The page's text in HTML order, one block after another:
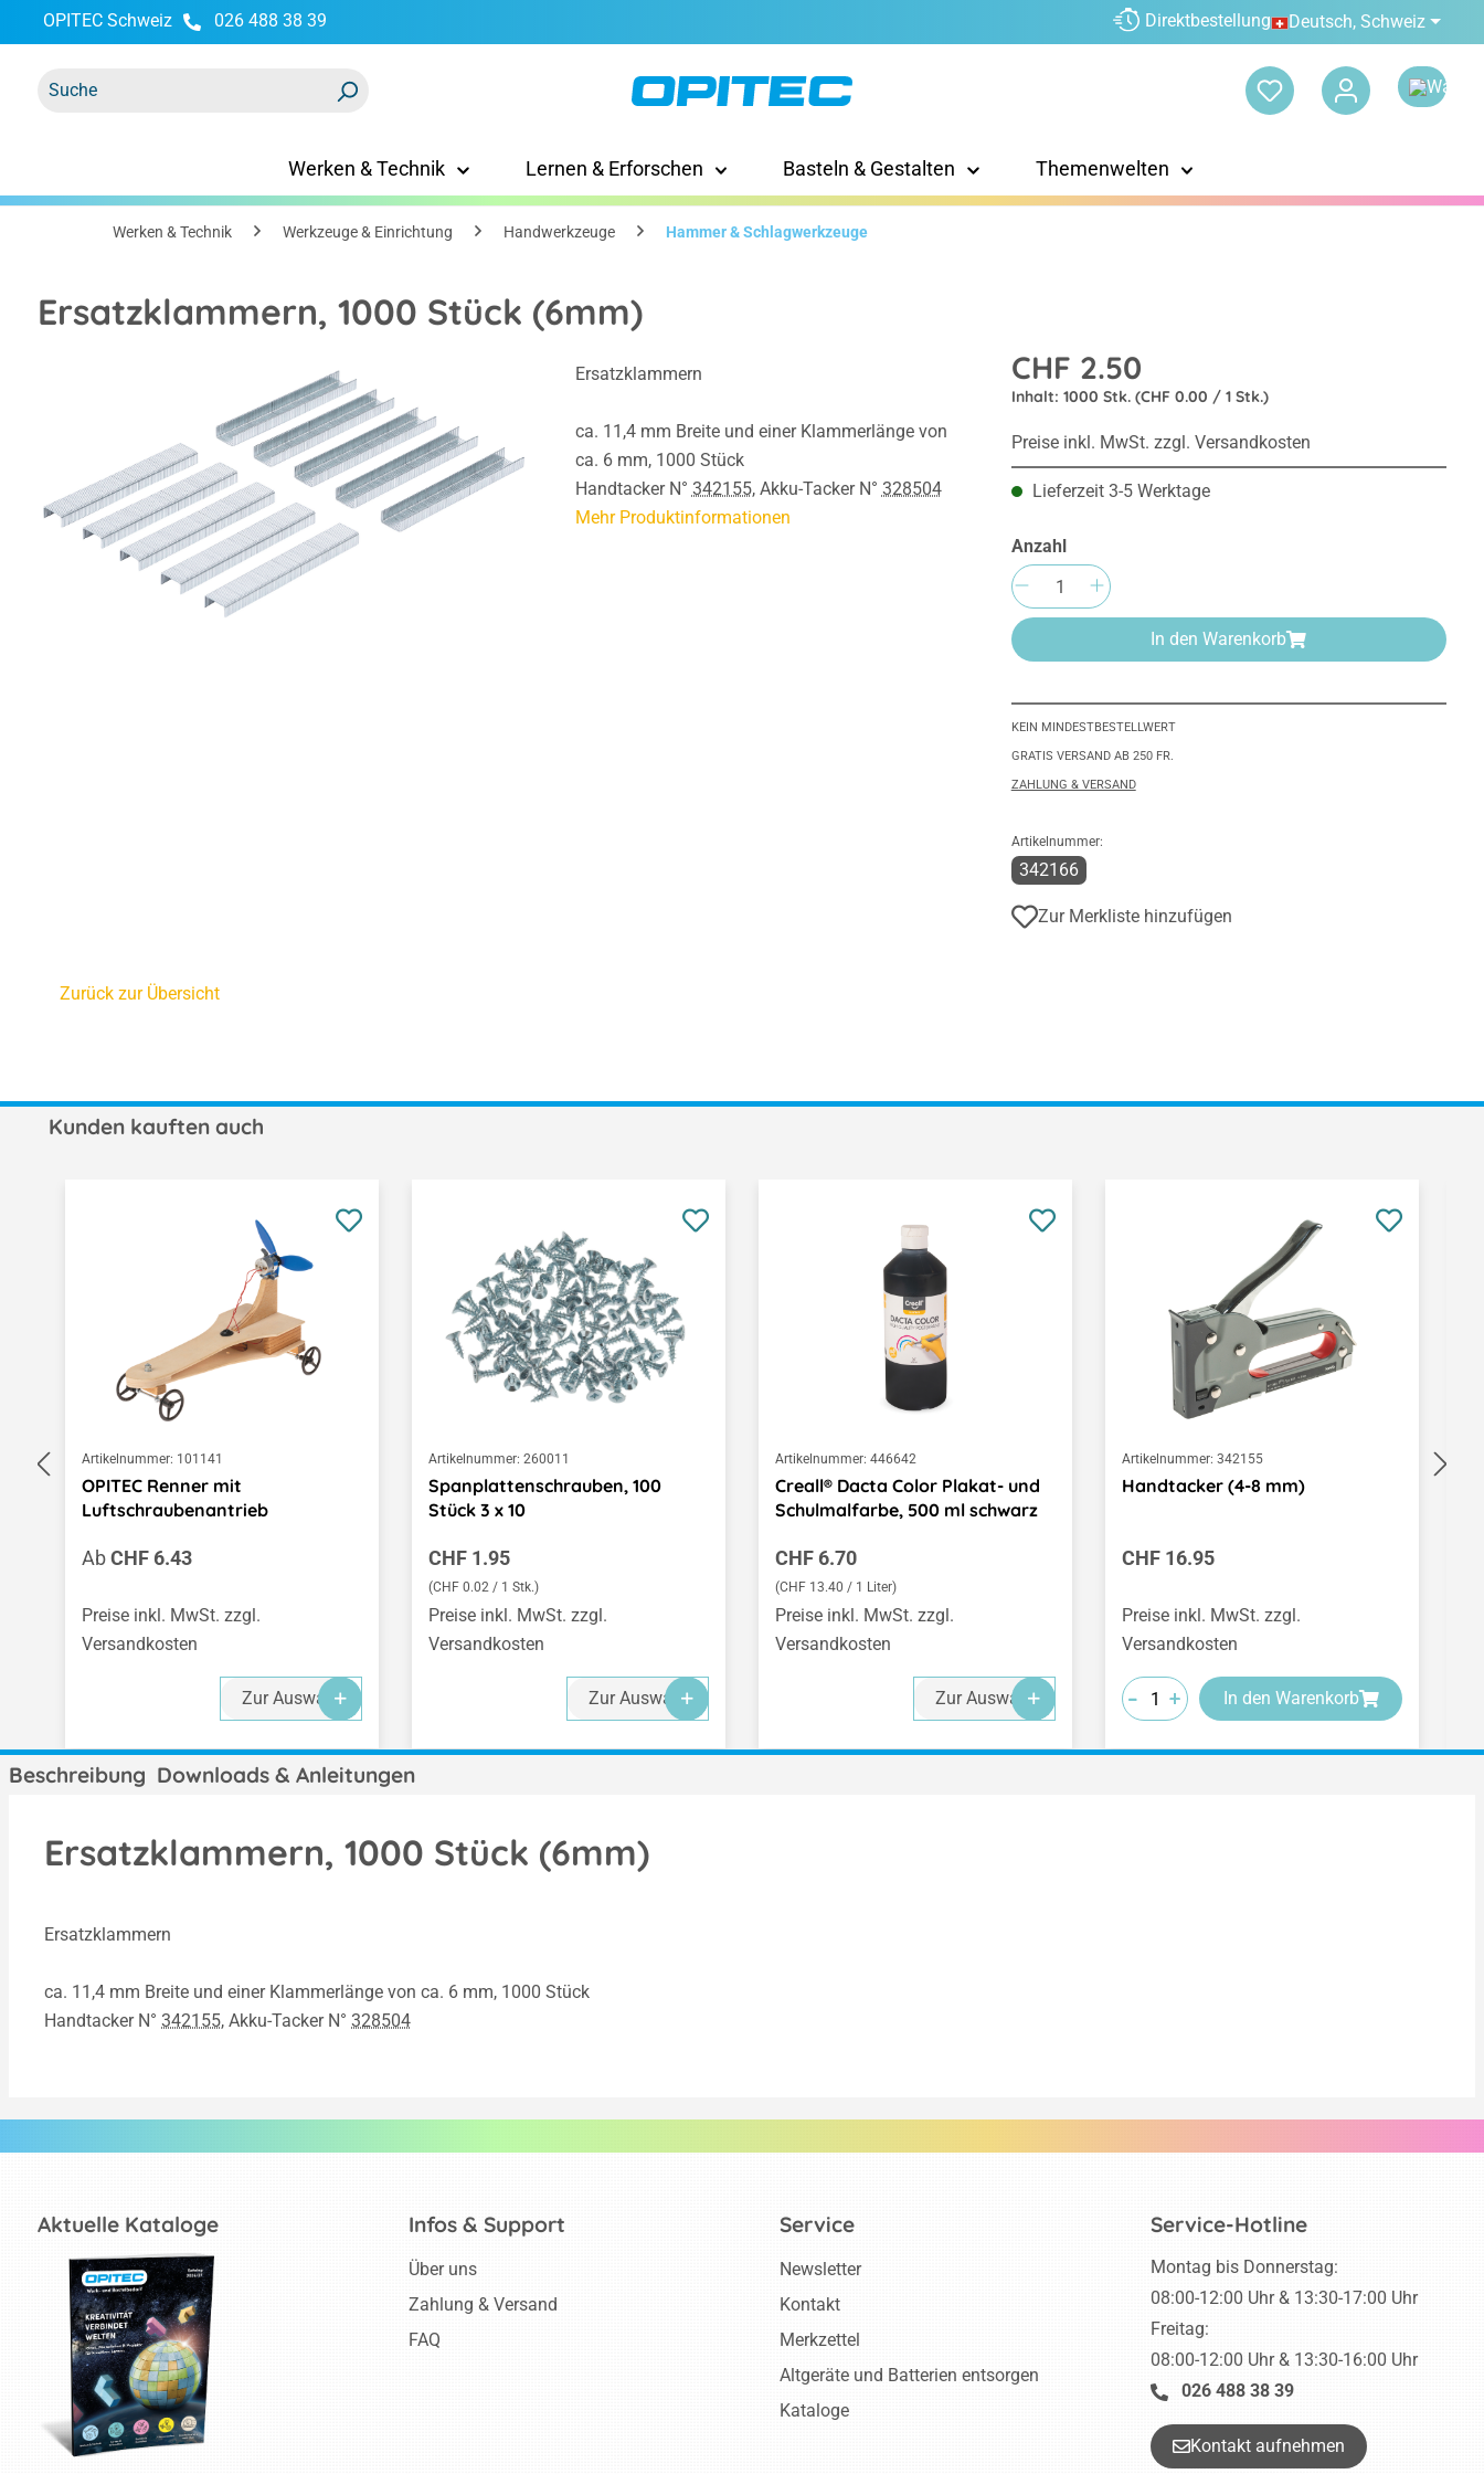
Zur Hauptnavigation springen
OPITEC Schweiz 026 488 38 39 Direktbestellung Deutsch, Schweiz
Werken & Technik Lernen & Erforschen Basteln & Gestalten Themenwelten
Werken & Technik Werkzeuge & Einrichtung Handwerkzeuge Hammer & Schlagwerkzeuge
Ersatzklammern, 1000 Stück (6mm)
Ersatzklammern
ca. 11,4 mm Breite und einer Klammerlänge von
ca. 6 mm, 1000 Stück
Handtacker N° 342155, Akku-Tacker N° 328504
Mehr Produktinformationen
CHF 2.50
Inhalt: 1000 Stk. (CHF 0.00 / 1 Stk.)
Preise inkl. MwSt. zzgl. Versandkosten
Lieferzeit 3-5 Werktage
Anzahl
Produkt Anzahl: Gib den gewünschten
In den Warenkorb
KEIN MINDESTBESTELLWERT
GRATIS VERSAND AB 250 FR.
ZAHLUNG & VERSAND
Artikelnummer:
342166
Zur Merkliste hinzufügen
Zurück zur Übersicht
Kunden kauften auch
Artikelnummer: 101141
OPITEC Renner mit
Luftschraubenantrieb
Regulärer Preis:
AbCHF 6.43
Preise inkl. MwSt. zzgl.
Versandkosten
Zur Auswahl
Artikelnummer: 260011
Spanplattenschrauben, 100
Stück 3 x 10
Regulärer Preis:
CHF 1.95
(CHF 0.02 / 1 Stk.)
Preise inkl. MwSt. zzgl.
Versandkosten
Zur Auswahl
Artikelnummer: 446642
Creall® Dacta Color Plakat- und
Schulmalfarbe, 500 ml schwarz
Regulärer Preis:
CHF 6.70
(CHF 13.40 / 1 Liter)
Preise inkl. MwSt. zzgl.
Versandkosten
Zur Auswahl
Artikelnummer: 342155
Handtacker (4-8 mm)
Regulärer Preis:
CHF 16.95
Preise inkl. MwSt. zzgl.
Versandkosten
-
-
- +
+
+ In den Warenkorb
Beschreibung Downloads & Anleitungen
Ersatzklammern, 1000 Stück (6mm)
Ersatzklammern
ca. 11,4 mm Breite und einer Klammerlänge von ca. 6 mm, 1000 Stück
Handtacker N° 342155, Akku-Tacker N° 328504
Aktuelle Kataloge Service-Hotline
Montag bis Donnerstag:
08:00-12:00 Uhr & 13:30-17:00 Uhr
Freitag:
08:00-12:00 Uhr & 13:30-16:00 Uhr
026 488 38 39
Kontakt aufnehmen
Infos & Support
Über uns
Zahlung & Versand
FAQ
Service
Newsletter
Kontakt
Merkzettel
Altgeräte und Batterien entsorgen
Kataloge